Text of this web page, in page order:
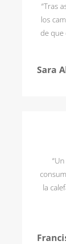
“Tras
los
de que
Sara
la